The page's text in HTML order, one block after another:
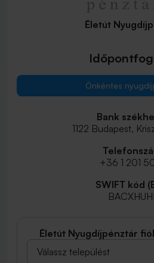
Életút
Önkéntes
Bank
1122 Budapest,
+36 1 201
SWIFT kód
Életút Nyugdíjpénztár
Válassz települést